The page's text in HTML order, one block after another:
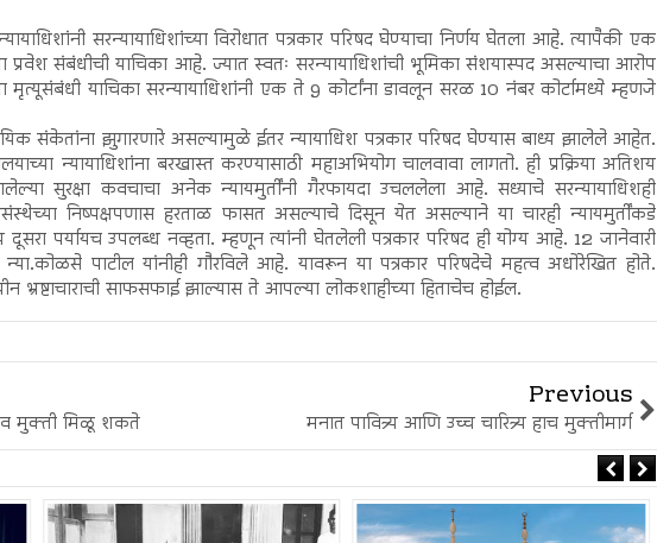
सरन्यायाधिशांच्या विरोधात पत्रकार परिषद घेण्याचा निर्णय घेतला आहे. त्यापैकी एक
संबंधीची याचिका आहे. ज्यात स्वतः सरन्यायाधिशांची भूमिका संशयास्पद असल्याचा आरोप
याचिका सरन्यायाधिशांनी एक ते 9 कोर्टांना डावलून सरळ 10 नंबर कोर्टामध्ये म्हणजे
संकेतांना झुगारणारे असल्यामुळे ईतर न्यायाधिश पत्रकार परिषद घेण्यास बाध्य झालेले आहेत.
न्यायाधिशांना बरखास्त करण्यासाठी महाअभियोग चालवावा लागतो. ही प्रक्रिया अतिशय
सुरक्षा कवचाचा अनेक न्यायमुर्तींनी गैरफायदा उचललेला आहे. सध्याचे सरन्यायाधिशही
निष्पक्षपणास हरताळ फासत असल्याचे दिसून येत असल्याने या चारही न्यायमुर्तींकडे
दूसरा पर्यायच उपलब्ध नव्हता. म्हणून त्यांनी घेतलेली पत्रकार परिषद ही योग्य आहे. 12 जानेवारी
पाटील यांनीही गौरविले आहे. यावरून या पत्रकार परिषदेचे महत्व अधोरेखित होते.
भ्रष्टाचाराची साफसफाई झाल्यास ते आपल्या लोकशाहीच्या हिताचेच होईल.
व मुक्ती मिळू शकते
Previous
मनात पावित्र्य आणि उच्च चारित्र्य हाच मुक्तीमार्ग